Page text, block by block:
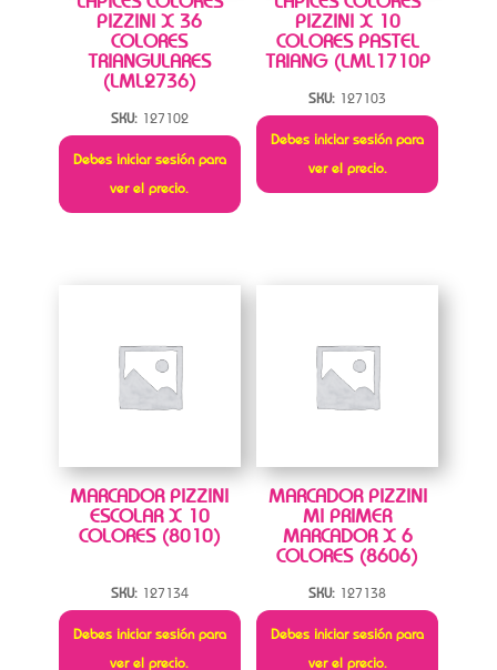
PIZZINI X 36
COLORES
TRIANGULARES
(LML2736)
SKU: 127102
Debes iniciar sesión para
ver el precio.
PIZZINI X 10
COLORES PASTEL
TRIANG (LML1710P
SKU: 127103
Debes iniciar sesión para
ver el precio.
MARCADOR PIZZINI
ESCOLAR X 10
COLORES (8010)
SKU: 127134
Debes iniciar sesión para
ver el precio.
MARCADOR PIZZINI
MI PRIMER
MARCADOR X 6
COLORES (8606)
SKU: 127138
Debes iniciar sesión para
ver el precio.